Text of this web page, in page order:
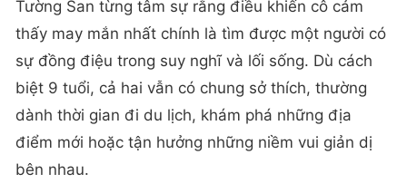
Tường San từng tâm sự rằng điều khiến cô cảm
thấy may mắn nhất chính là tìm được một người có
sự đồng điệu trong suy nghĩ và lối sống. Dù cách
biệt 9 tuổi, cả hai vẫn có chung sở thích, thường
dành thời gian đi du lịch, khám phá những địa
điểm mới hoặc tận hưởng những niềm vui giản dị
bên nhau.